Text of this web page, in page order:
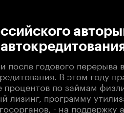
после годового перерыва
В этом году
процентов по займам
лизинг, программу
- на поддержку